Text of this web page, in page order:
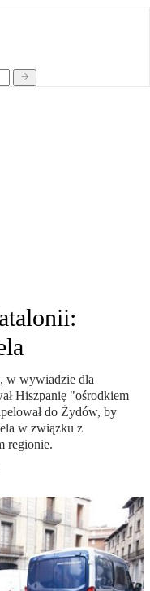
w wywiadzie dla
Hiszpanię "ośrodkiem
do Żydów, by
w związku z
regionie.